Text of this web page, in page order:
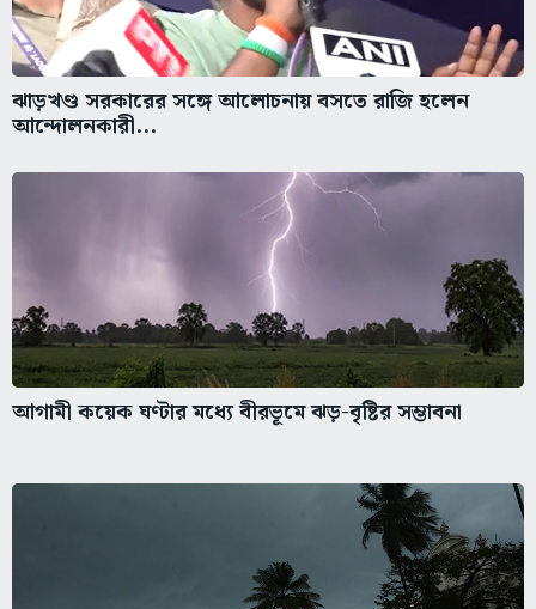
ঝাড়খণ্ড সরকারের সঙ্গে আলোচনায় বসতে রাজি হলেন
আন্দোলনকারী...
আগামী কয়েক ঘণ্টার মধ্যে বীরভূমে ঝড়-বৃষ্টির সম্ভাবনা